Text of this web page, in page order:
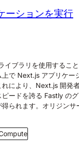
ーションを実行
ブラリを使用するこ
で Next.js アプリケー
により、Next.js 開発
ードを誇る Fastly の
られます。オリジンサ